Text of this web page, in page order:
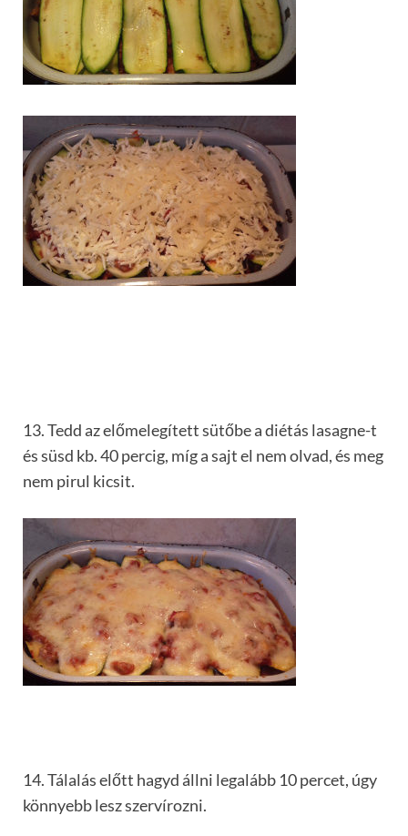
13. Tedd az előmelegített sütőbe a diétás lasagne-t
és süsd kb. 40 percig, míg a sajt el nem olvad, és meg
nem pirul kicsit.
14. Tálalás előtt hagyd állni legalább 10 percet, úgy
könnyebb lesz szervírozni.